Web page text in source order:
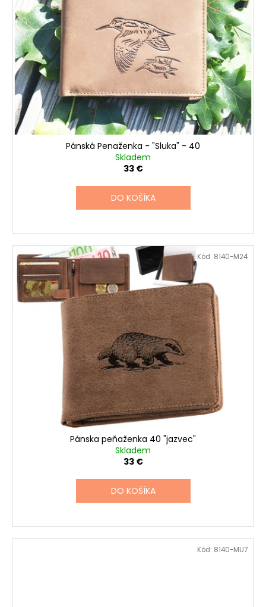
Pánská Penaženka - "Sluka" - 40
Skladem
33 €
DO KOŠÍKA
Pánska peňaženka 40 "jazvec"
Skladem
33 €
DO KOŠÍKA
Kód: 8140-M24
Kód: 8140-MU7